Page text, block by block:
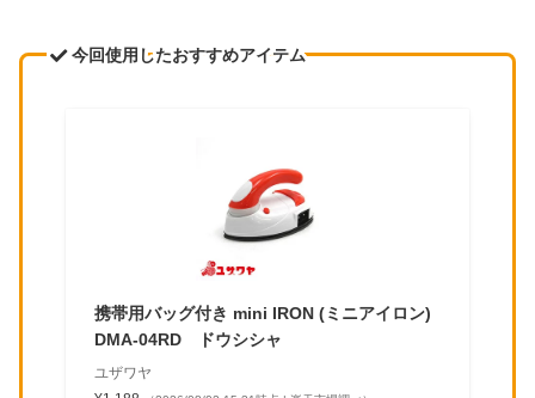
今回使用したおすすめアイテム
携帯用バッグ付き mini IRON (ミニアイロン)
DMA-04RD ドウシシャ
ユザワヤ